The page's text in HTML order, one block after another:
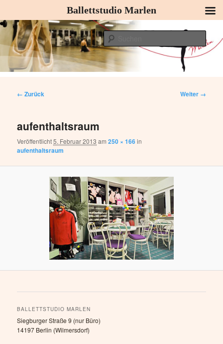
Zum
Inhalt
wechseln
Ballettstudio Marlen – Ballettkurse,
Tanzen
Ballettkurse, Kinderballett, Modern Dance, Tanzen
Bilder-
← Zurück Weiter →
aufenthaltsraum
Veröffentlicht5. Februar 2013 am250 × 166in
aufenthaltsraum
BALLETTSTUDIO MARLEN
Siegburger Straße 9 (nur Büro)
14197 Berlin (Wilmersdorf)
Ballettstudio Marlen